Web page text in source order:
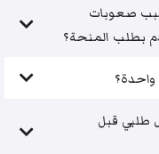
صعوبات
بطلب المنحة؟
طلبي قبل